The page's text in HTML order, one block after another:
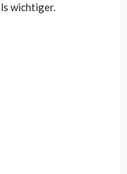
wichtiger.